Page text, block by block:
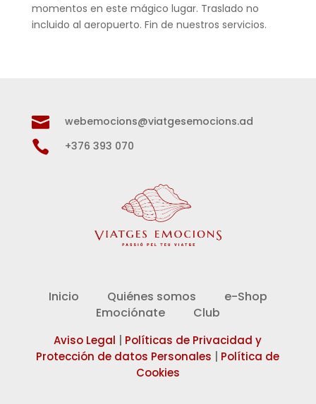
momentos en este mágico lugar. Traslado no
incluido al aeropuerto. Fin de nuestros servicios.
 webemocions@viatgesemocions.ad
 +376 393 070
Inicio Quiénes somos
e-Shop
Emociónate
Club
Aviso Legal
Políticas de Privacidad y
Protección de datos Personales
Política de
Cookies